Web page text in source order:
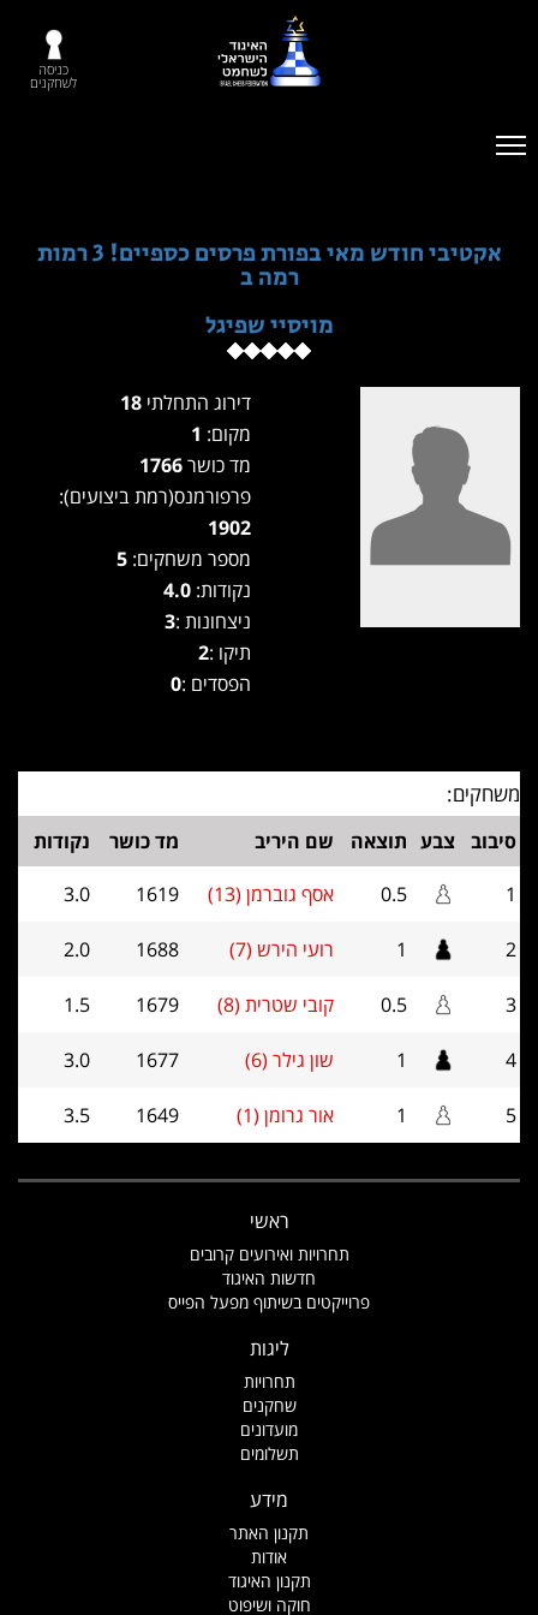
כניסה
לשחקנים
אקטיבי חודש מאי בפורת פרסים כספיים! 3 רמות
רמה ב
מויסיי שפיגל
דירוג התחלתי
מקום:
מד כושר
פרפורמנס(רמת ביצועים):
1902
מספר משחקים:
נקודות: 4.0
ניצחונות :3
תיקו :2
הפסדים :0
משחקים:
סיבוב צבע תוצאה שם היריב מד כושר
נקודות
1
0.5 אסף גוברמן (13) 1619
3.0
2
1 רועי הירש (7) 1688
2.0
3
0.5 קובי שטרית (8) 1679
1.5
4
1 שון גילר (6) 1677
3.0
5
1 אור גרומן (1) 1649
3.5
ראשי
תחרויות ואירועים קרובים
חדשות האיגוד
פרוייקטים בשיתוף מפעל הפייס
ליגות
תחרויות
שחקנים
מועדונים
תשלומים
מידע
תקנון האתר
אודות
תקנון האיגוד
חוקה ושיפוט